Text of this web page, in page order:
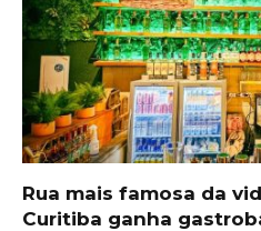
Rua mais famosa da
Curitiba ganha